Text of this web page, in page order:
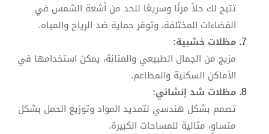
تتيح لك حلاً مرنًا وسريعًا للحد من أشعة الشمس في
الفضاءات المختلفة، وتوفر حماية ضد الرياح والمياه.
مظلات خشبية:
مزيج من الجمال الطبيعي والمتانة، يمكن استخدامها في
الأماكن السكنية والمطاعم.
مظلات شد إنشائي:
تصمم بشكل هندسي لتمديد المواد وتوزيع الحمل بشكل
متساوٍ، مثالية للمساحات الكبيرة.